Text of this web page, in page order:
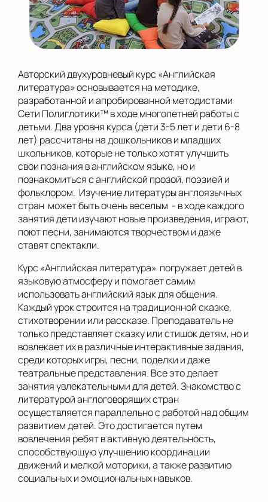
Авторский двухуровневый курс «Английская
литература» основывается на методике,
разработанной и апробированной методистами
Сети Полиглотики™ в ходе многолетней работы с
детьми. Два уровня курса (дети 3-5 лет и дети 6-8
лет) рассчитаны на дошкольников и младших
школьников, которые не только хотят улучшить
свои познания в английском языке, но и
познакомиться с английской прозой, поэзией и
фольклором. Изучение литературы англоязычных
стран может быть очень веселым - в ходе каждого
занятия дети изучают новые произведения, играют,
поют песни, занимаются творчеством и даже
ставят спектакли.
Курс «Английская литература» погружает детей в
языковую атмосферу и помогает самим
использовать английский язык для общения.
Каждый урок строится на традиционной сказке,
стихотворении или рассказе. Преподаватель не
только представляет сказку или стишок детям, но и
вовлекает их в различные интерактивные задания,
среди которых игры, песни, поделки и даже
театральные представления. Все это делает
занятия увлекательными для детей. Знакомство с
литературой англоговорящих стран
осуществляется параллельно с работой над общим
развитием детей. Это достигается путем
вовлечения ребят в активную деятельность,
способствующую улучшению координации
движений и мелкой моторики, а также развитию
социальных и эмоциональных навыков.